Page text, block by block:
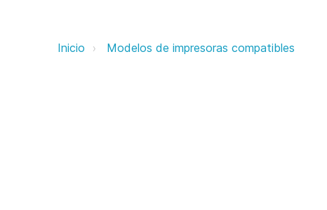
Bixolon ezeep Support Support
Inicio Modelos de impresoras compatibles